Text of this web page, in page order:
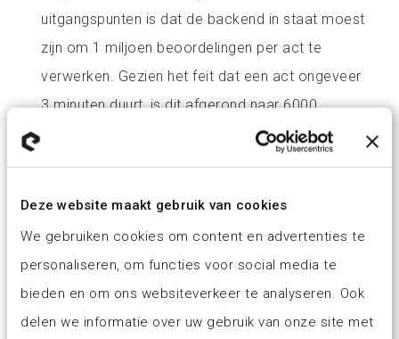
Deze website maakt gebruik van cookies
We gebruiken cookies om content en advertenties te
personaliseren, om functies voor social media te
bieden en om ons websiteverkeer te analyseren. Ook
delen we informatie over uw gebruik van onze site met
uitgangspunten is dat de backend in staat moest
zijn om 1 miljoen beoordelingen per act te
verwerken. Gezien het feit dat een act ongeveer
3 minuten duurt, is dit afgerond naar 6000
live shows zijn opgedeeld in verschillende
scenario's. Per (halve)finale zijn de belangrijkste
scenario's: aftellen naar de start, acts treden op,
officiële stemlijnen gaan open, officiële